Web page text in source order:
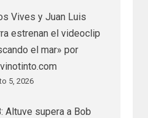
Vives y Juan Luis
estrenan el videoclip
el mar» por
5, 2026
Altuve supera a Bob